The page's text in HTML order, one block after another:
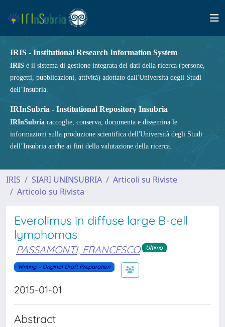
IRIS - Institutional Research Information System
IRIS è il sistema di gestione integrata dei dati della ricerca (persone,
progetti, pubblicazioni, attività) adottato dall'Università degli Studi
dell’Insubria.
IRInSubria - Institutional Repository Insubria
IRInSubria raccoglie, conserva, documenta e dissemina le
informazioni sulla produzione scientifica dell'Università degli Studi
dell’Insubria anche ai fini della valutazione della ricerca.
IRIS SIARI UNINSUBRIA
Articoli su Riviste
Articolo su Rivista
Everolimus in diffuse large B-cell
lymphomas
PASSAMONTI, FRANCESCO Ultimo
Writing – Original Draft Preparation
2015-01-01
Abstract